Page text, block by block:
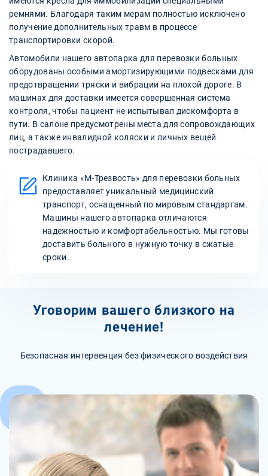
ремнями. Благодаря таким мерам полностью исключено
получение дополнительных травм в процессе
транспортировки скорой.
Автомобили нашего автопарка для перевозки больных
оборудованы особыми амортизирующими подвесками для
предотвращении тряски и вибрации на плохой дороге. В
машинах для доставки имеется совершенная система
контроля, чтобы пациент не испытывал дискомфорта в
пути. В салоне предусмотрены места для сопровождающих
лиц, а также инвалидной коляски и личных вещей
пострадавшего.
Клиника «М-Трезвость» для перевозки больных
предоставляет уникальный медицинский
транспорт, оснащенный по мировым стандартам.
Машины нашего автопарка отличаются
надежностью и комфортабельностью. Мы готовы
доставить больного в нужную точку в сжатые
сроки.
Уговорим вашего близкого на
лечение!
Безопасная интервенция без физического воздействия